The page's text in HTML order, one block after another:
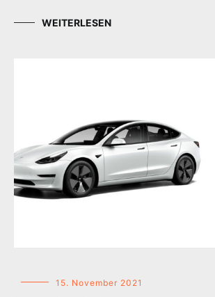
WEITERLESEN
15. November 2021